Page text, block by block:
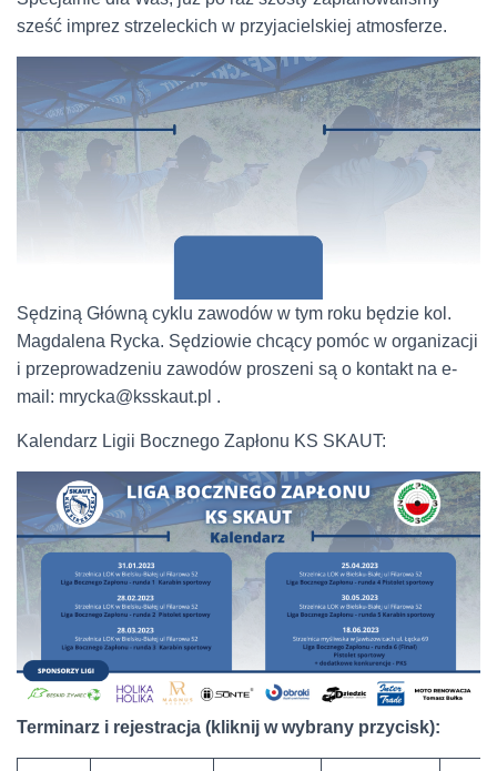
sześć imprez strzeleckich w przyjacielskiej atmosferze.
Sędziną Główną cyklu zawodów w tym roku będzie kol.
Magdalena Rycka. Sędziowie chcący pomóc w organizacji
i przeprowadzeniu zawodów proszeni są o kontakt na e-
mail: mrycka@ksskaut.pl .
Kalendarz Ligii Bocznego Zapłonu KS SKAUT:
Terminarz i rejestracja (kliknij w wybrany przycisk):